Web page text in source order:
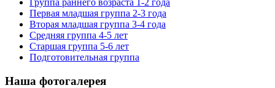
Группа раннего возраста 1-2 года
Первая младшая группа 2-3 года
Вторая младшая группа 3-4 года
Средняя группа 4-5 лет
Старшая группа 5-6 лет
Подготовительная группа
Наша фотогалерея